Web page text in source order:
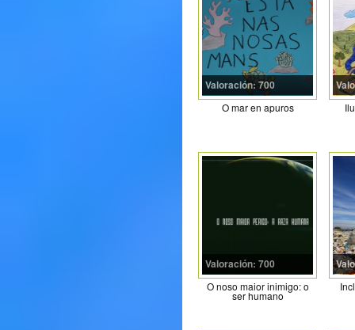
Valoración: 700
O mar en apuros
Valoración: 700
O noso maior inimigo: o
ser humano